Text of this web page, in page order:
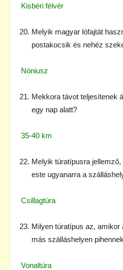
Kisbéri félvér
Melyik magyar lófajtát
postakocsik és nehéz
Nóniusz
Mekkora távot teljesítenek
egy nap alatt?
35-40 km
Melyik túratípusra
este ugyanarra a
Csillagtúra
Milyen túratípus az, amikor
más szálláshelyen
Vonaltúra